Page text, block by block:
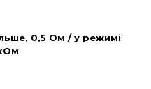
0,5 Ом / у режимі